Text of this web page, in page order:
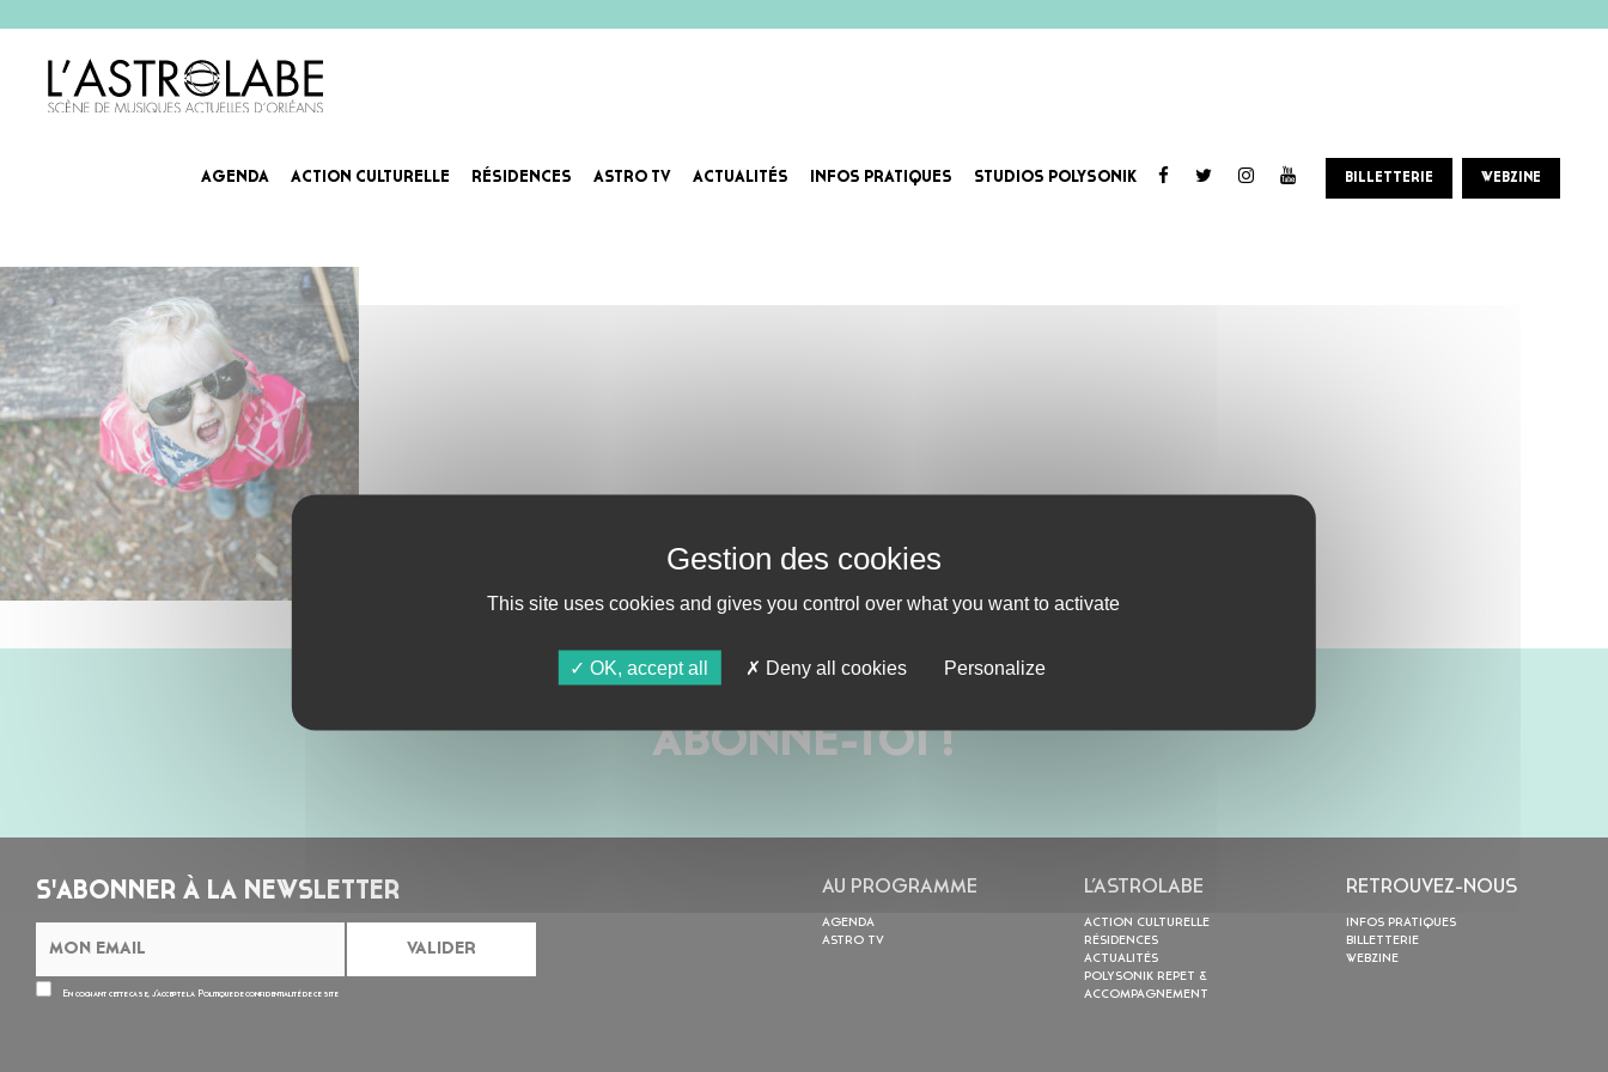
AGENDA ACTION CULTURELLE RÉSIDENCES ASTRO TV ACTUALITÉS INFOS PRATIQUES STUDIOS POLYSONIK BILLETTERIE WEBZINE
ABONNE-TOI !
S'ABONNER À LA NEWSLETTER
En cochant cette case, j’accepte la Politique de confidentialitéde ce site
AU PROGRAMME
AGENDA
ASTRO TV
L’ASTROLABE
ACTION CULTURELLE
RÉSIDENCES
ACTUALITÉS
POLYSONIK REPET &
ACCOMPAGNEMENT
RETROUVEZ-NOUS
INFOS PRATIQUES
BILLETTERIE
WEBZINE
This site uses cookies and gives you control over what you want to activate
OK, accept all Deny all cookies Personalize